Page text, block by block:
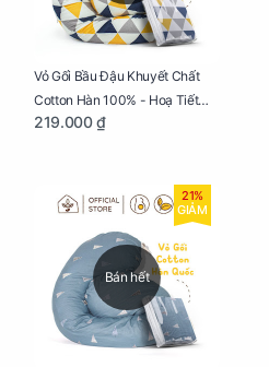
Vỏ Gối Bầu Đậu Khuyết Chất
Cotton Hàn 100% - Hoạ Tiết
Tam Giác
219.000 ₫
Bán hết
21%
GIẢM